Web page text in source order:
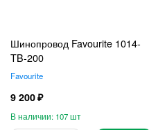
Шинопровод Favourite 1014-
TB-200
Favourite
9 200
107